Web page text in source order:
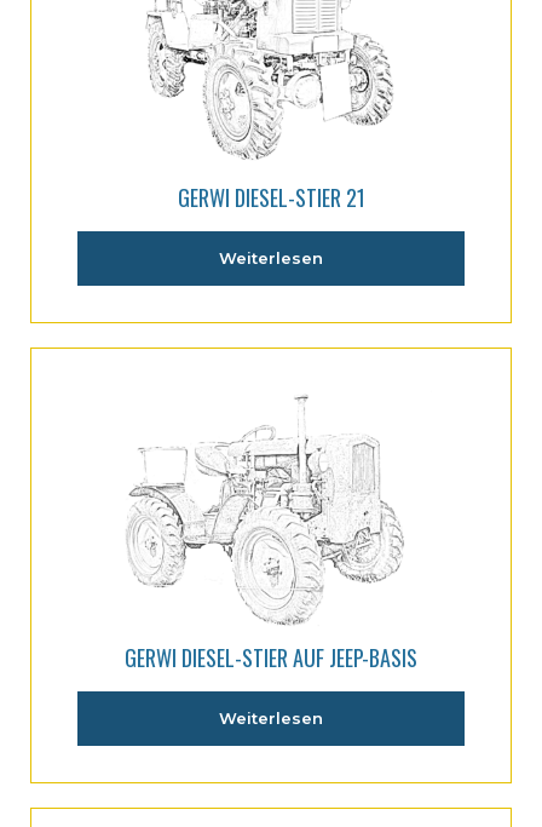
GERWI DIESEL-STIER 21
Weiterlesen
GERWI DIESEL-STIER AUF JEEP-BASIS
Weiterlesen